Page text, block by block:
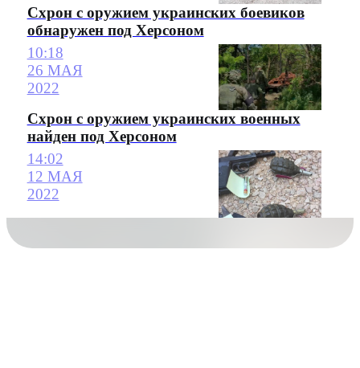
Схрон с оружием украинских боевиков
обнаружен под Херсоном
10:18
26 МАЯ
2022
Схрон с оружием украинских военных
найден под Херсоном
14:02
12 МАЯ
2022